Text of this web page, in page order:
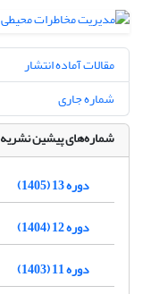
مقالات آماده انتشار
شماره جاری
شماره‌های پیشین نشریه
دوره 13 (1405)
دوره 12 (1404)
دوره 11 (1403)